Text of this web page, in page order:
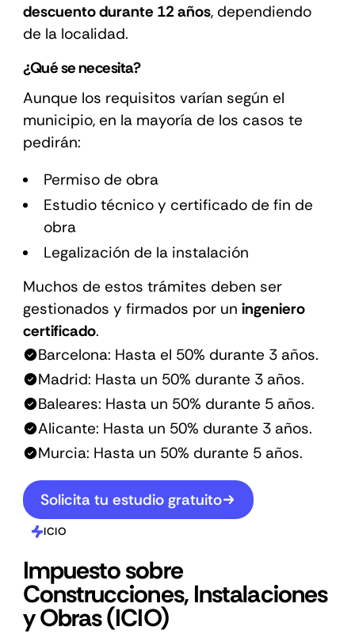
descuento durante 12 años, dependiendo
de la localidad.
¿Qué se necesita?
Aunque los requisitos varían según el
municipio, en la mayoría de los casos te
pedirán:
Permiso de obra
Estudio técnico y certificado de fin de
obra
Legalización de la instalación
Muchos de estos trámites deben ser
gestionados y firmados por un ingeniero
certificado.
Barcelona: Hasta el 50% durante 3 años.
Madrid: Hasta un 50% durante 3 años.
Baleares: Hasta un 50% durante 5 años.
Alicante: Hasta un 50% durante 3 años.
Murcia: Hasta un 50% durante 5 años.
Solicita tu estudio gratuito
ICIO
Impuesto sobre
Construcciones, Instalaciones
y Obras (ICIO)